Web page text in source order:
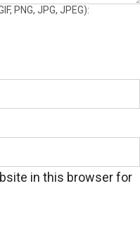
Techcombank là
tố thoải mái cũng
đầu để tạo được sự
PNG, JPG, JPEG):
in this browser for